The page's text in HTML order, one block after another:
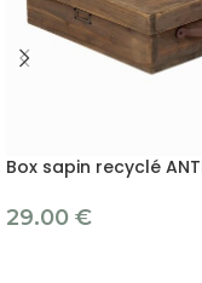
Box sapin recyclé
29.00 €